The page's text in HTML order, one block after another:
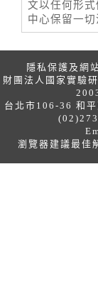
文以任何形
中心保留一切
隱私保護及網
財團法人國家實驗
台北市106-36 和
瀏覽器建議最佳